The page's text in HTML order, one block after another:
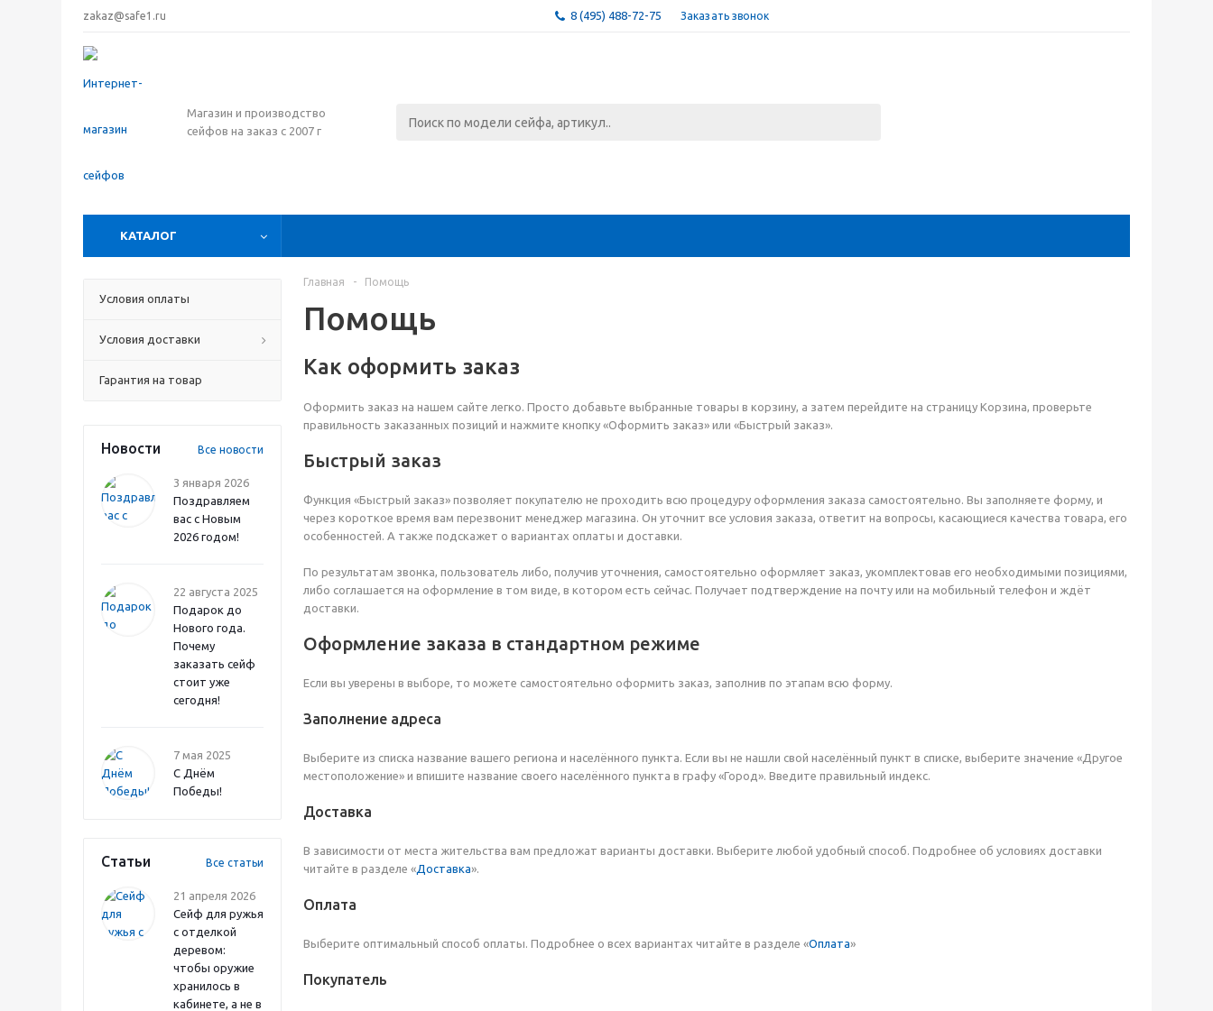
zakaz@safe1.ru 8 (495) 488-72-75 Заказать звонок
Магазин и производство
сейфов на заказ с 2007 г
КАТАЛОГ
Условия оплаты
Условия доставки
Гарантия на товар
Новости Все новости
3 января 2026
Поздравляем
вас с Новым
2026 годом!
22 августа 2025
Подарок до
Нового года.
Почему
заказать сейф
стоит уже
сегодня!
7 мая 2025
С Днём
Победы!
Статьи Все статьи
21 апреля 2026
Сейф для ружья
с отделкой
деревом:
чтобы оружие
хранилось в
кабинете, а не в
Главная - Помощь
Помощь
Как оформить заказ
Оформить заказ на нашем сайте легко. Просто добавьте выбранные товары в корзину, а затем перейдите на страницу Корзина, проверьте
правильность заказанных позиций и нажмите кнопку «Оформить заказ» или «Быстрый заказ».
Быстрый заказ
Функция «Быстрый заказ» позволяет покупателю не проходить всю процедуру оформления заказа самостоятельно. Вы заполняете форму, и
через короткое время вам перезвонит менеджер магазина. Он уточнит все условия заказа, ответит на вопросы, касающиеся качества товара, его
особенностей. А также подскажет о вариантах оплаты и доставки.
По результатам звонка, пользователь либо, получив уточнения, самостоятельно оформляет заказ, укомплектовав его необходимыми позициями,
либо соглашается на оформление в том виде, в котором есть сейчас. Получает подтверждение на почту или на мобильный телефон и ждёт
доставки.
Оформление заказа в стандартном режиме
Если вы уверены в выборе, то можете самостоятельно оформить заказ, заполнив по этапам всю форму.
Заполнение адреса
Выберите из списка название вашего региона и населённого пункта. Если вы не нашли свой населённый пункт в списке, выберите значение «Другое
местоположение» и впишите название своего населённого пункта в графу «Город». Введите правильный индекс.
Доставка
В зависимости от места жительства вам предложат варианты доставки. Выберите любой удобный способ. Подробнее об условиях доставки
читайте в разделе «Доставка».
Оплата
Выберите оптимальный способ оплаты. Подробнее о всех вариантах читайте в разделе «Оплата»
Покупатель